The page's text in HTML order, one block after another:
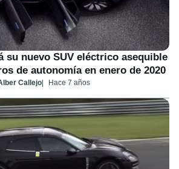
su nuevo SUV eléctrico asequible
de autonomía en enero de 2020
Callejo Hace 7 años